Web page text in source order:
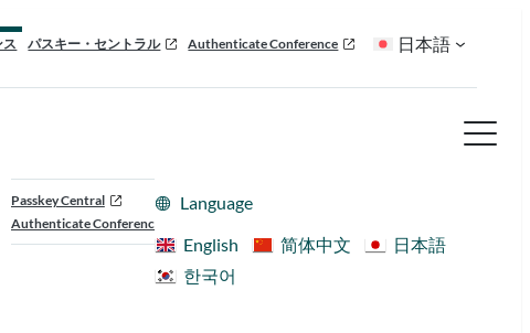
パスキー・セントラル Authenticate Conference 日本語
Passkey Central
Authenticate Conference
Language
English
简体中文
日本語
한국어